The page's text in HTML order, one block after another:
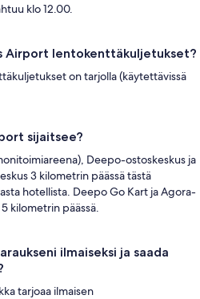
klo 12.00.
Airport lentokenttäkuljetukset?
on tarjolla (käytettävissä
sijaitsee?
Deepo-ostoskeskus ja
3 kilometrin päässä tästä
hotellista. Deepo Go Kart ja Agora-
kilometrin päässä.
ilmaiseksi ja saada
tarjoaa ilmaisen